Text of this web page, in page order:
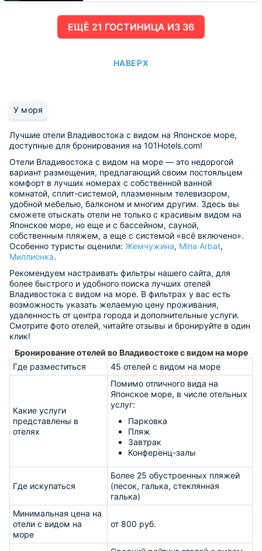
ЕЩË 21 ГОСТИНИЦА ИЗ 36
НАВЕРХ
У моря
Лучшие отели Владивостока с видом на Японское море,
доступные для бронирования на 101Hotels.com!
Отели Владивостока с видом на море — это недорогой
вариант размещения, предлагающий своим постояльцем
комфорт в лучших номерах с собственной ванной
комнатой, сплит-системой, плазменным телевизором,
удобной мебелью, балконом и многим другим. Здесь вы
сможете отыскать отели не только с красивым видом на
Японское море, но еще и с бассейном, сауной,
собственным пляжем, а еще с системой «всё включено».
Особенно туристы оценили: Жемчужина, Mina Arbat,
Миллионка.
Рекомендуем настраивать фильтры нашего сайта, для
более быстрого и удобного поиска лучших отелей
Владивостока с видом на море. В фильтрах у вас есть
возможность указать желаемую цену проживания,
удаленность от центра города и дополнительные услуги.
Смотрите фото отелей, читайте отзывы и бронируйте в один
клик!
Бронирование отелей во Владивостоке с видом на море
Где разместиться
45 отелей с видом на море
Какие услуги
представлены в
отелях
Помимо отличного вида на
Японское море, в числе отельных
услуг:
Парковка
Пляж
Завтрак
Конференц-залы
Где искупаться
Более 25 обустроенных пляжей
(песок, галька, стеклянная
галька)
Минимальная цена на
отели с видом на
море
от 800 руб.